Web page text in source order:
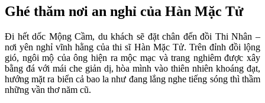
Ghé thăm nơi an nghỉ của Hàn Mặc Tử
Đi hết dốc Mộng Cầm, du khách sẽ đặt chân đến đồi Thi Nhân –
nơi yên nghỉ vĩnh hằng của thi sĩ Hàn Mặc Tử. Trên đỉnh đồi lộng
gió, ngôi mộ của ông hiện ra mộc mạc và trang nghiêm được xây
bằng đá với mái che giản dị, hòa mình vào thiên nhiên khoáng đạt,
hướng mặt ra biển cả bao la như đang lắng nghe tiếng sóng thì thầm
những vần thơ năm cũ.